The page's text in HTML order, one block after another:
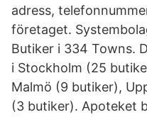
adress,
företaget.
Butiker i 334 Towns.
i Stockholm (25
Malmö (9 butiker),
(3 butiker). Apoteket